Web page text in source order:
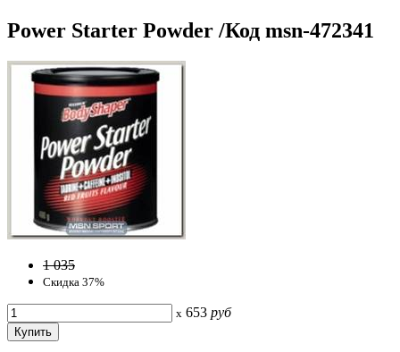
Power Starter Powder /Код msn-472341
1 035
Скидка 37%
x 653 руб